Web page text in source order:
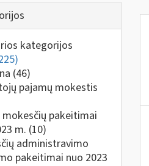
kategorijos
(46)
pajamų mokestis
mokesčių pakeitimai
m. (10)
administravimo
pakeitimai nuo 2023